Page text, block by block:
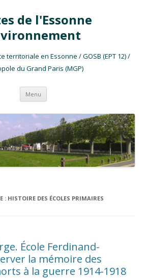
de l'Essonne
territoriale en Essonne / GOSB (EPT 12) /
du Grand Paris (MGP)
Menu Aller au contenu
: HISTOIRE DES ÉCOLES PRIMAIRES
École Ferdinand-
la mémoire des
à la guerre 1914-1918